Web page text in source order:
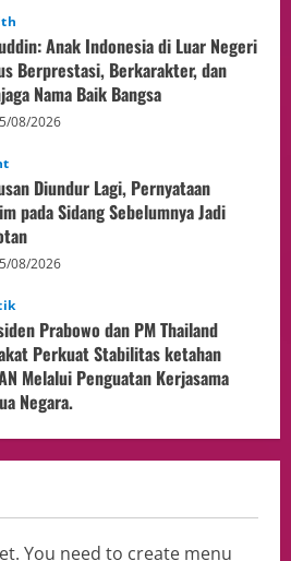
Diundur Lagi, Pernyataan
pada Sidang Sebelumnya Jadi
08/2026
Prabowo dan PM Thailand
Perkuat Stabilitas ketahan
Melalui Penguatan Kerjasama
Negara.
Agama Jakarta Pusat
25 Perkara Isbat Nikah bagi
di Johor Bahru
08/2026
Pertemuan Dengan Delegasi 6
investor, Berorientasi Untuk
SDM
You need to create menu